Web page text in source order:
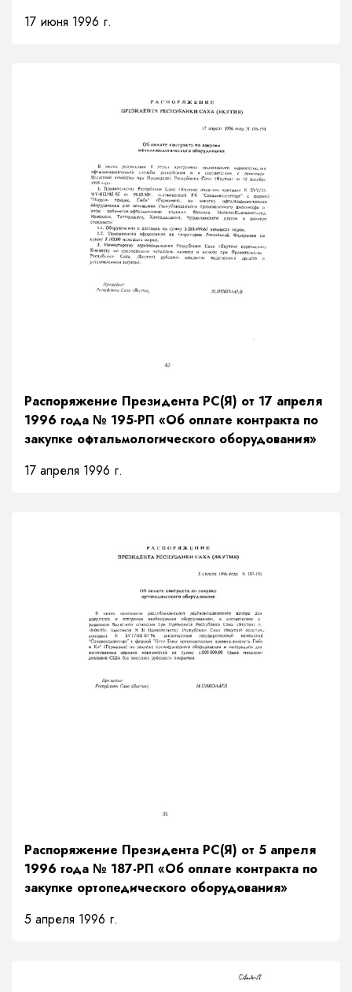
безопасности Российской Федерации по
17 июня 1996 г.
Распоряжение Президента РС(Я) от 17 апреля
1996 года № 195-РП «Об оплате контракта по
закупке офтальмологического оборудования»
17 апреля 1996 г.
Распоряжение Президента РС(Я) от 5 апреля
1996 года № 187-РП «Об оплате контракта по
закупке ортопедического оборудования»
5 апреля 1996 г.